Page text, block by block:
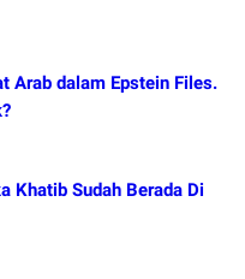
Arab dalam Epstein Files.
Khatib Sudah Berada Di